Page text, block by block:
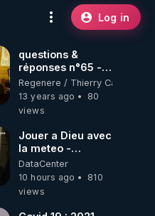
Log in
questions &
réponses n°65 -
www.regenere.org
Regenere / Thierry
13 years ago
80
views
Jouer a Dieu avec
la meteo -
Citoicitoyen
DataCenter
10 hours ago
810
views